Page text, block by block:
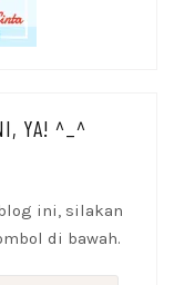
YA! ^_^
ini, silakan
di bawah.